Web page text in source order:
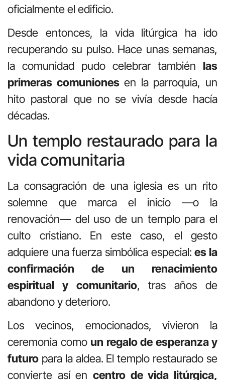
oficialmente el edificio.
Desde entonces, la vida litúrgica ha ido
recuperando su pulso. Hace unas semanas,
la comunidad pudo celebrar también las
primeras comunionesen la parroquia, un
hito pastoral que no se vivía desde hacía
décadas.
Un templo restaurado para la
vida comunitaria
La consagración de una iglesia es un rito
solemne que marca el inicio —o la
renovación— del uso de un templo para el
culto cristiano. En este caso, el gesto
adquiere una fuerza simbólica especial:es la
confirmación de un renacimiento
espiritual y comunitario, tras años de
abandono y deterioro.
Los vecinos, emocionados, vivieron la
ceremonia como un regalo de esperanza y
futuro para la aldea. El templo restaurado se
convierte así en centro de vida litúrgica,